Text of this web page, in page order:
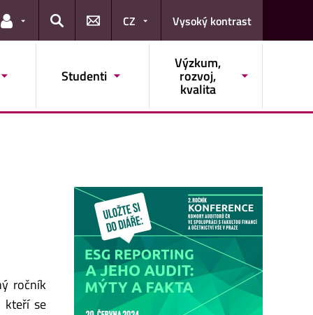
Odkazy pro uživatele
Hledat
CZ Vysoký kontrast
Studenti
Výzkum,
rozvoj,
kvalita
ročník
kteří se